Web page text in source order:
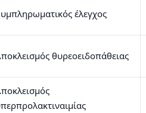
έλεγχος
θυρεοειδοπάθειας